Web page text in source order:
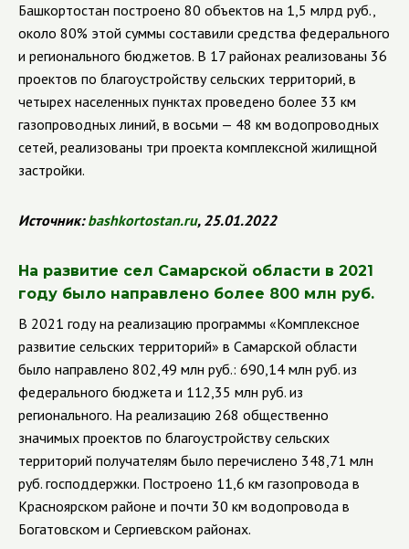
Башкортостан построено 80 объектов на 1,5 млрд руб.,
около 80% этой суммы составили средства федерального
и регионального бюджетов. В 17 районах реализованы 36
проектов по благоустройству сельских территорий, в
четырех населенных пунктах проведено более 33 км
газопроводных линий, в восьми — 48 км водопроводных
сетей, реализованы три проекта комплексной жилищной
застройки.
Источник:bashkortostan.ru, 25.01.2022
На развитие сел Самарской области в 2021
году было направлено более 800 млн руб.
В 2021 году на реализацию программы «Комплексное
развитие сельских территорий» в Самарской области
было направлено 802,49 млн руб.: 690,14 млн руб. из
федерального бюджета и 112,35 млн руб. из
регионального. На реализацию 268 общественно
значимых проектов по благоустройству сельских
территорий получателям было перечислено 348,71 млн
руб. господдержки. Построено 11,6 км газопровода в
Красноярском районе и почти 30 км водопровода в
Богатовском и Сергиевском районах.